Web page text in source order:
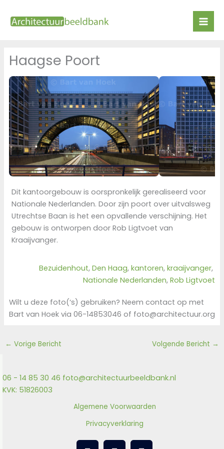
naar
Haagse Poort
Dit kantoorgebouw is oorspronkelijk gerealiseerd voor
Nationale Nederlanden. Door zijn poort over uitvalsweg
Utrechtse Baan is het een opvallende verschijning. Het
gebouw is ontworpen door Rob Ligtvoet van
Kraaijvanger.
Bezuidenhout, Den Haag, kantoren, kraaijvanger
Nationale Nederlanden, Rob Ligtvoet
Wilt u deze foto(‘s) gebruiken? Neem contact op met
Bart van Hoek via 06-14853046 of foto@architectuur.org
← Vorige Bericht Volgende Bericht →
06 - 14 85 30 46 foto@architectuurbeeldbank.nl
KVK: 51826003
Algemene Voorwaarden
Privacyverklaring